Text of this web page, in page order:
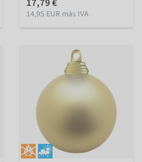
14,95 EUR más IVA